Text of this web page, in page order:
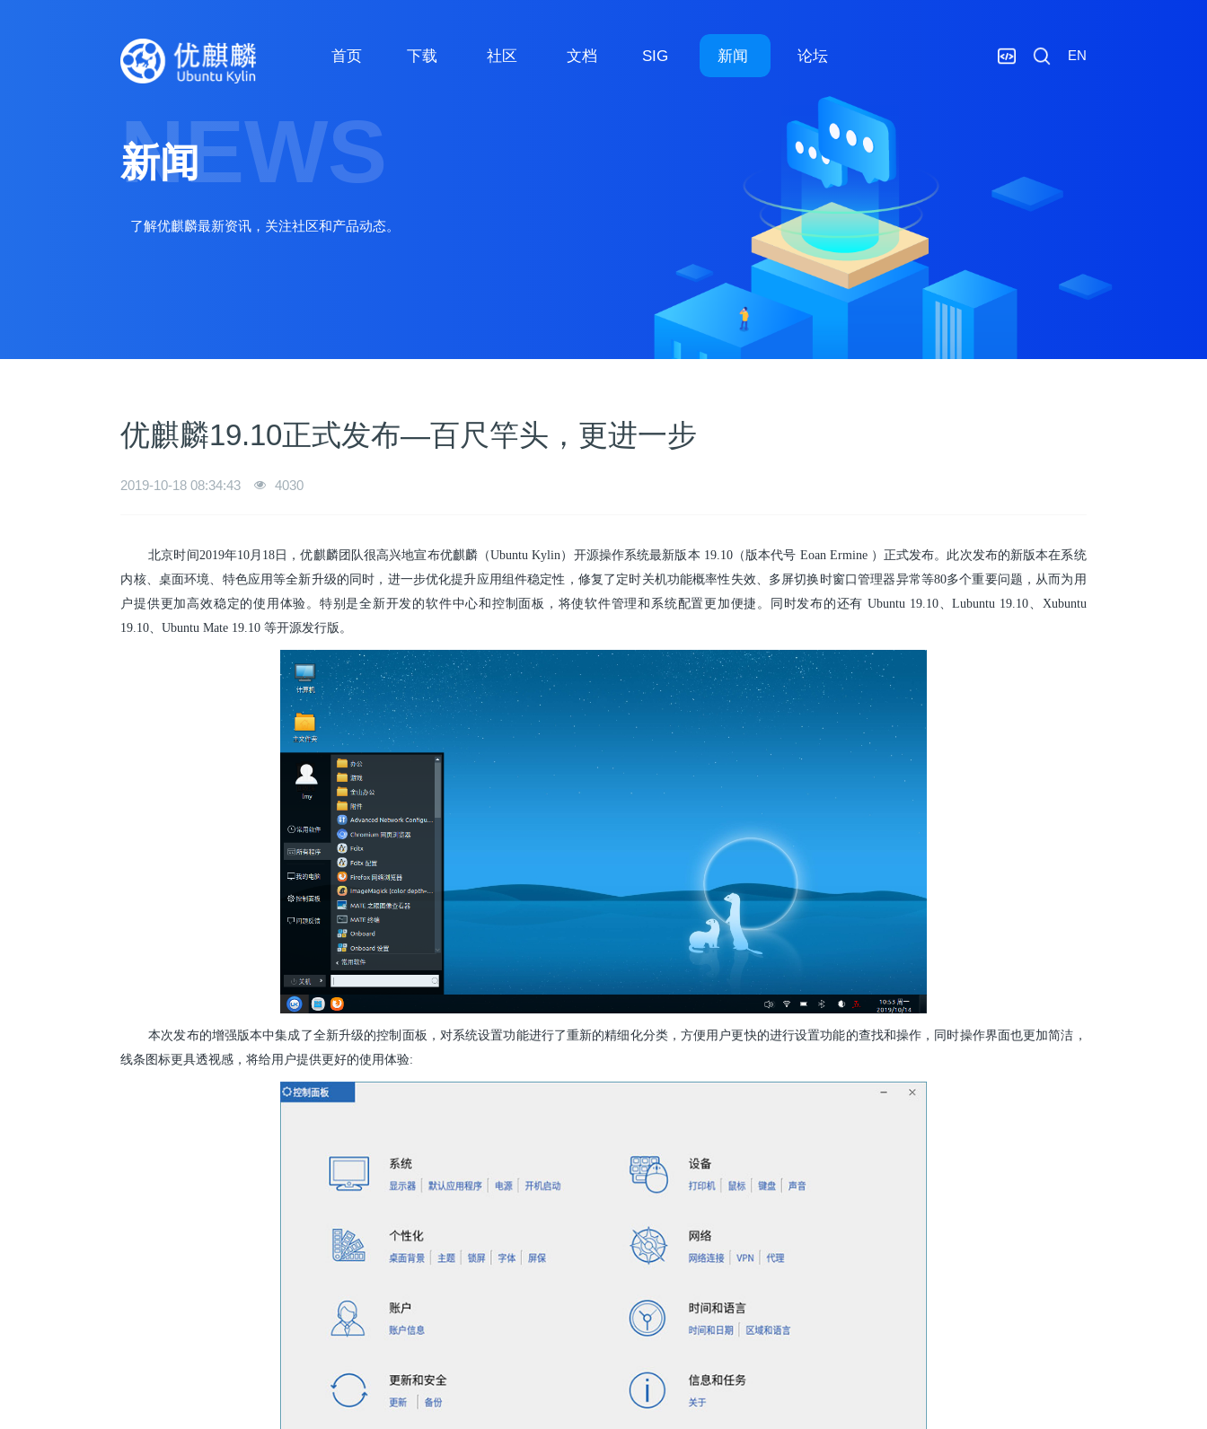
首页 下载 社区 文档 SIG 新闻 论坛 EN
NEWS
新闻
了解优麒麟最新资讯，关注社区和产品动态。
优麒麟19.10正式发布—百尺竿头，更进一步
2019-10-18 08:34:43 4030
北京时间2019年10月18日，优麒麟团队很高兴地宣布优麒麟（Ubuntu Kylin）开源操作系统最新版本 19.10（版本代号 Eoan Ermine ）正式发布。此次发布的新版本在系统
内核、桌面环境、特色应用等全新升级的同时，进一步优化提升应用组件稳定性，修复了定时关机功能概率性失效、多屏切换时窗口管理器异常等80多个重要问题，从而为用
户提供更加高效稳定的使用体验。特别是全新开发的软件中心和控制面板，将使软件管理和系统配置更加便捷。同时发布的还有 Ubuntu 19.10、Lubuntu 19.10、Xubuntu
19.10、Ubuntu Mate 19.10 等开源发行版。
本次发布的增强版本中集成了全新升级的控制面板，对系统设置功能进行了重新的精细化分类，方便用户更快的进行设置功能的查找和操作，同时操作界面也更加简洁，
线条图标更具透视感，将给用户提供更好的使用体验: